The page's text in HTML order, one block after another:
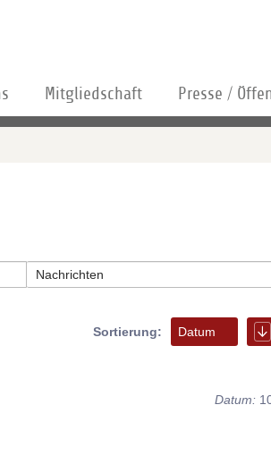
Mitgliedschaft Presse /
Sortierung: Datum
Datum: